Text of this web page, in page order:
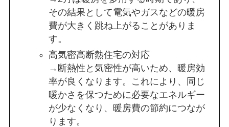
その結果として電気やガスなどの暖房
費が大きく跳ね上がることがありま
す。
高気密高断熱住宅の対応
→断熱性と気密性が高いため、暖房効
率が良くなります。これにより、同じ
暖かさを保つために必要なエネルギー
が少なくなり、暖房費の節約につなが
ります。